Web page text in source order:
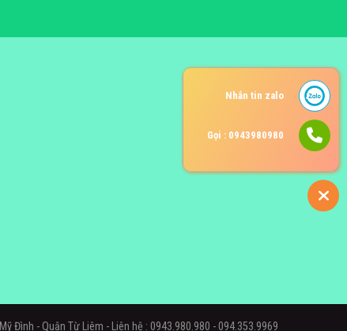
Đình - Quận Từ Liêm - Liên hệ : 0943.980.980 - 094.353.9969
Nhắn tin zalo
Gọi : 0943980980